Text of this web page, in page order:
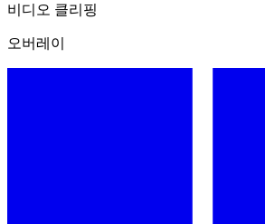
비디오 클리핑
오버레이